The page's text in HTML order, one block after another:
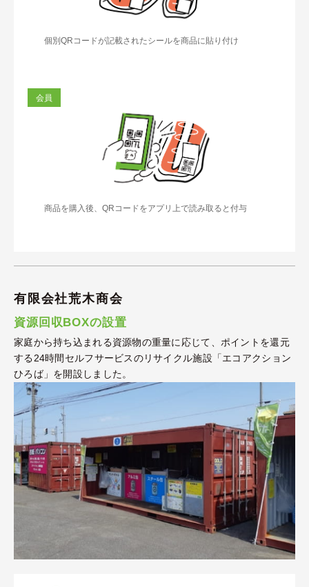
個別QRコードが記載されたシールを商品に貼り付け
会員
商品を購⼊後、QRコードをアプリ上で読み取ると付与
有限会社荒木商会
資源回収BOXの設置
家庭から持ち込まれる資源物の重量に応じて、ポイントを還元
する24時間セルフサービスのリサイクル施設「エコアクション
ひろば」を開設しました。